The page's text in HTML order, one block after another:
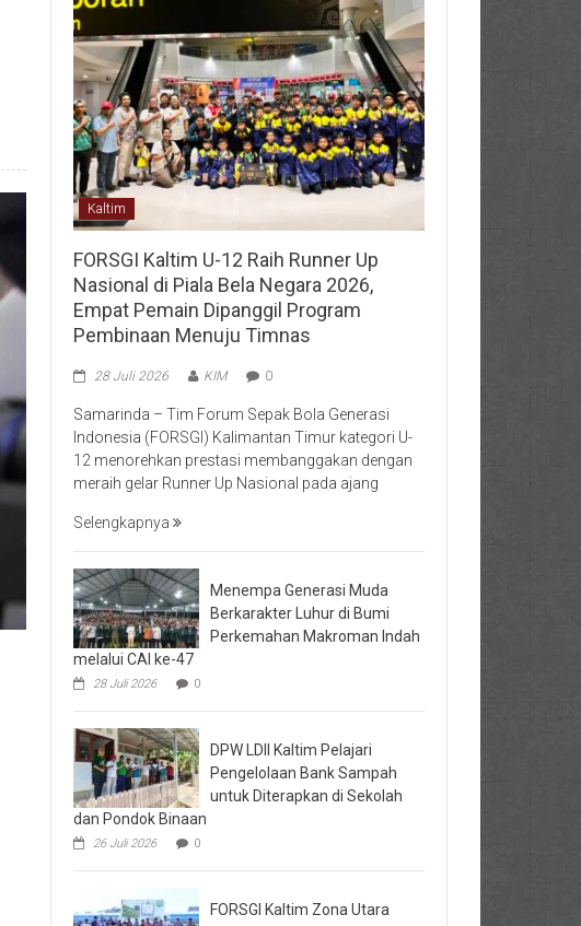
Kaltim
FORSGI Kaltim U-12 Raih Runner Up
Nasional di Piala Bela Negara 2026,
Empat Pemain Dipanggil Program
Pembinaan Menuju Timnas
28 Juli 2026 KIM 0
Samarinda – Tim Forum Sepak Bola Generasi
Indonesia (FORSGI) Kalimantan Timur kategori U-
12 menorehkan prestasi membanggakan dengan
meraih gelar Runner Up Nasional pada ajang
Selengkapnya
Menempa Generasi Muda
Berkarakter Luhur di Bumi
Perkemahan Makroman Indah
melalui CAI ke-47
28 Juli 2026 0
DPW LDII Kaltim Pelajari
Pengelolaan Bank Sampah
untuk Diterapkan di Sekolah
dan Pondok Binaan
26 Juli 2026 0
FORSGI Kaltim Zona Utara